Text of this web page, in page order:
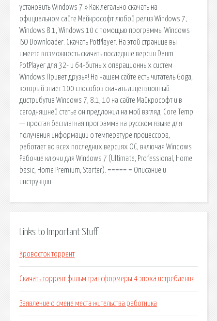
установить Windows 7 » Как легально скачать на
официальном сайте Майкрософт любой релиз Windows 7,
Windows 8.1, Windows 10 с помощью программы Windows
ISO Downloader. Скачать PotPlayer. На этой странице вы
имеете возможность скачать последние версии Daum
PotPlayer для 32- и 64-битных операционных систем
Windows Привет друзья! На нашем сайте есть читатель Goga,
который знает 100 способов скачать лицензионный
дистрибутив Windows 7, 8.1, 10 на сайте Майкрософт и в
сегодняшней статье он предложил на мой взгляд. Core Temp
— простая бесплатная программа на русском языке для
получения информации о температуре процессора,
работает во всех последних версиях ОС, включая Windows
Рабочие ключи для Windows 7 (Ultimate, Professional, Home
basic, Home Premium, Starter). ===== = Описание и
инструкции.
Links to Important Stuff
Кровосток торрент
Скачать торрент фильм трансформеры 4 эпоха истребления
Заявление о смене места жительства работника